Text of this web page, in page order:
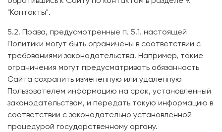
"Контакты".
5.2. Права, предусмотренные п. 5.1. настоящей
Политики могут быть ограничены в соответствии с
требованиями законодательства. Например, такие
ограничения могут предусматривать обязанность
Сайта сохранить измененную или удаленную
Пользователем информацию на срок, установленный
законодательством, и передать такую информацию в
соответствии с законодательно установленной
процедурой государственному органу.